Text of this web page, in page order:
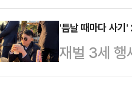
는 수업 중
에게 징역 2
(2021년 11
는 당시 전
해졌…
거두면서 이
고 있다. 이
국민의힘
분석이 나
'틈날 때마다 사기
재벌 3세 행
청조(29)가